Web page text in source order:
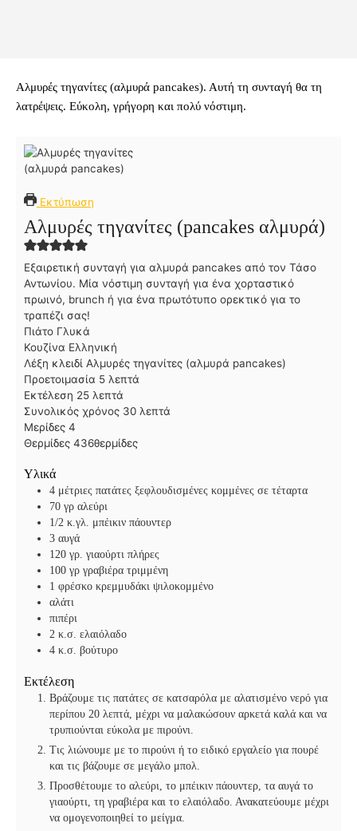
Αλμυρές τηγανίτες (αλμυρά pancakes). Αυτή τη συνταγή θα τη
λατρέψεις. Εύκολη, γρήγορη και πολύ νόστιμη.
Εκτύπωση
Αλμυρές τηγανίτες (pancakes αλμυρά)
Εξαιρετική συνταγή για αλμυρά pancakes από τον Τάσο
Αντωνίου. Μία νόστιμη συνταγή για ένα χορταστικό
πρωινό, brunch ή για ένα πρωτότυπο ορεκτικό για το
τραπέζι σας!
Πιάτο Γλυκά
Κουζίνα Ελληνική
Λέξη κλειδί Αλμυρές τηγανίτες (αλμυρά pancakes)
Προετοιμασία 5λ
ε
π
ά
λεπτά
Εκτέλεση 25λ
ε
τ
λεπτά
Συνολικός χρόνος 30λ
π
λεπτά
Μερίδες 4
Θερμίδες 436θερμίδες
Υλικά
4 μέτριες πατάτες ξεφλουδισμένες κομμένες σε τέταρτα
70 γρ αλεύρι
1/2 κ.γλ. μπέικιν πάουντερ
3 αυγά
120 γρ. γιαούρτι πλήρες
100 γρ γραβιέρα τριμμένη
1 φρέσκο κρεμμυδάκι ψιλοκομμένο
αλάτι
πιπέρι
2 κ.σ. ελαιόλαδο
4 κ.σ. βούτυρο
Εκτέλεση
Βράζουμε τις πατάτες σε κατσαρόλα με αλατισμένο νερό για
περίπου 20 λεπτά, μέχρι να μαλακώσουν αρκετά καλά και να
τρυπιούνται εύκολα με πιρούνι.
Τις λιώνουμε με το πιρούνι ή το ειδικό εργαλείο για πουρέ
και τις βάζουμε σε μεγάλο μπολ.
Προσθέτουμε το αλεύρι, το μπέικιν πάουντερ, τα αυγά το
γιαούρτι, τη γραβιέρα και το ελαιόλαδο. Ανακατεύουμε μέχρι
να ομογενοποιηθεί το μείγμα.